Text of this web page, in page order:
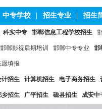
中专学校 招生专业 招生
科实中专 邯郸信息工程学校招生
邯郸影视后期培训 邯郸中专专业 邯
填报
计招生 计算机招生 电子商务招生
乡招生 广平招生 磁县招生 成安中